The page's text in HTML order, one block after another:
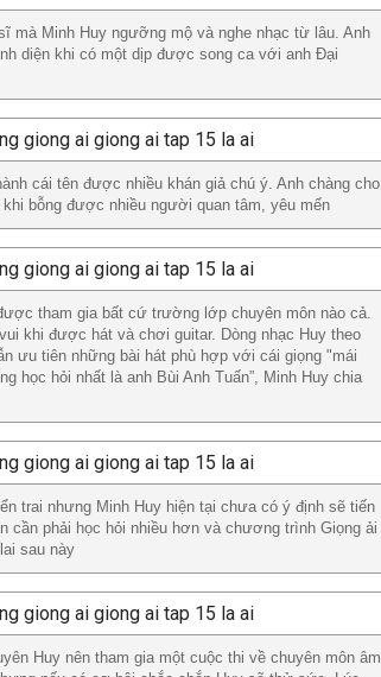
mà Minh Huy ngưỡng mộ và nghe nhạc từ lâu. Anh
diện khi có một dịp được song ca với anh Đại
cái tên được nhiều khán giả chú ý. Anh chàng cho
bỗng được nhiều người quan tâm, yêu mến
tham gia bất cứ trường lớp chuyên môn nào cả.
khi được hát và chơi guitar. Dòng nhạc Huy theo
ưu tiên những bài hát phù hợp với cái giọng "mái
học hỏi nhất là anh Bùi Anh Tuấn”, Minh Huy chia
trai nhưng Minh Huy hiện tại chưa có ý định sẽ tiến
cần phải học hỏi nhiều hơn và chương trình Giọng ải
sau này
Huy nên tham gia một cuộc thi về chuyên môn âm